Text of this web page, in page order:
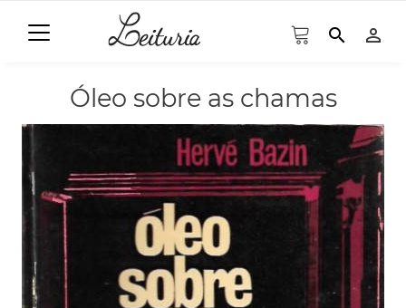
search person_outline
Óleo sobre as chamas